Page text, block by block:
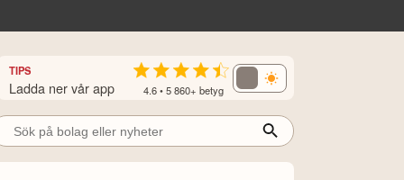
TIPS
Ladda ner vår app 4.6 • 5 860+ betyg